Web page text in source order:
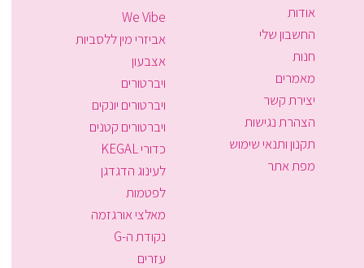
אודות
החשבון שלי
חנות
מאמרים
יצירת קשר
הצהרת נגישות
תקנון ותנאי שימוש
מפת אתר
We Vibe
אביזרי מין ללסביות
אצבעון
ויברטורים
ויברטורים יונקים
ויברטורים קטנים
כדורי KEGAL
לעינוג הדגדגן
לפטמות
מאלצי אורגזמה
נקודת ה-G
עזרים